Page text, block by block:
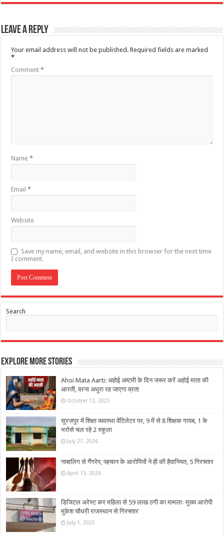
Leave a Reply
Your email address will not be published. Required fields are marked
*
Comment*
Name*
Email*
Website
Save my name, email, and website in this browser for the next time
I comment.
Search
Explore More Stories
Ahoi Mata Aarti: अहोई अष्टमी के दिन जरूर करें अहोई माता की
आरती, वरना अधूरा रह जाएगा व्रत!
October 13, 2025
सूरजपुर में शिक्षा व्यवस्था वेंटिलेटर पर, 9 में से 8 शिक्षक गायब, 1 के
भरोसे चल रहे 2 स्कूल!
July 27, 2026
नाबालिग से गैंगरेप, पहचान के आरोपियों ने ही की हैवानियत, 5 गिरफ्तार
April 13, 2026
डिजिटल अरेस्ट कर महिला से 59 लाख ठगी का मामलाः मुख्य आरोपी
मुकेश चौधरी राजस्थान से गिरफ्तार
July 1, 2025